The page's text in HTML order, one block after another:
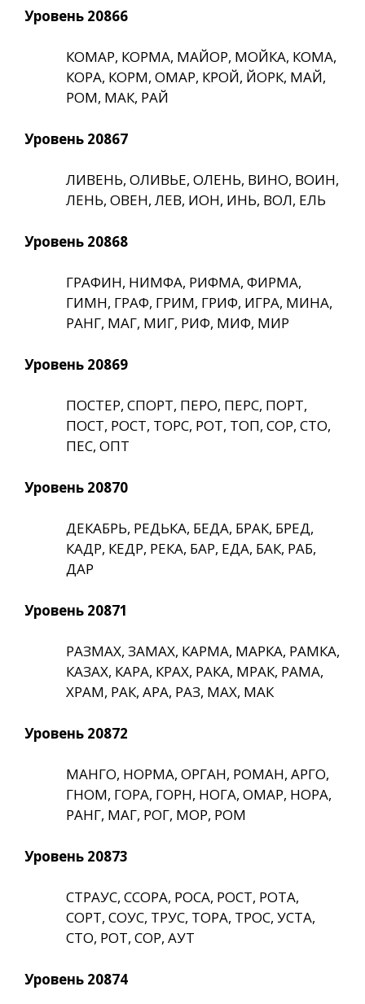
Уровень 20866
КОМАР, КОРМА, МАЙОР, МОЙКА, КОМА,
КОРА, КОРМ, ОМАР, КРОЙ, ЙОРК, МАЙ,
РОМ, МАК, РАЙ
Уровень 20867
ЛИВЕНЬ, ОЛИВЬЕ, ОЛЕНЬ, ВИНО, ВОИН,
ЛЕНЬ, ОВЕН, ЛЕВ, ИОН, ИНЬ, ВОЛ, ЕЛЬ
Уровень 20868
ГРАФИН, НИМФА, РИФМА, ФИРМА,
ГИМН, ГРАФ, ГРИМ, ГРИФ, ИГРА, МИНА,
РАНГ, МАГ, МИГ, РИФ, МИФ, МИР
Уровень 20869
ПОСТЕР, СПОРТ, ПЕРО, ПЕРС, ПОРТ,
ПОСТ, РОСТ, ТОРС, РОТ, ТОП, СОР, СТО,
ПЕС, ОПТ
Уровень 20870
ДЕКАБРЬ, РЕДЬКА, БЕДА, БРАК, БРЕД,
КАДР, КЕДР, РЕКА, БАР, ЕДА, БАК, РАБ,
ДАР
Уровень 20871
РАЗМАХ, ЗАМАХ, КАРМА, МАРКА, РАМКА,
КАЗАХ, КАРА, КРАХ, РАКА, МРАК, РАМА,
ХРАМ, РАК, АРА, РАЗ, МАХ, МАК
Уровень 20872
МАНГО, НОРМА, ОРГАН, РОМАН, АРГО,
ГНОМ, ГОРА, ГОРН, НОГА, ОМАР, НОРА,
РАНГ, МАГ, РОГ, МОР, РОМ
Уровень 20873
СТРАУС, ССОРА, РОСА, РОСТ, РОТА,
СОРТ, СОУС, ТРУС, ТОРА, ТРОС, УСТА,
СТО, РОТ, СОР, АУТ
Уровень 20874